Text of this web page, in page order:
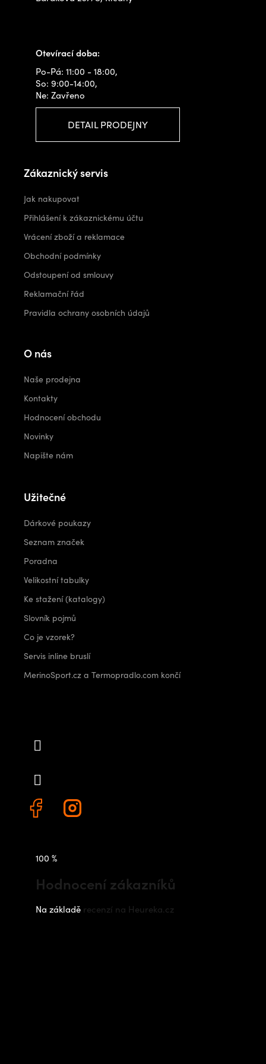
Otevírací doba:
Po-Pá: 11:00 - 18:00,
So: 9:00-14:00,
Ne: Zavřeno
DETAIL PRODEJNY
Zákaznický servis
Jak nakupovat
Přihlášení k zákaznickému účtu
Vrácení zboží a reklamace
Obchodní podmínky
Odstoupení od smlouvy
Reklamační řád
Pravidla ochrany osobních údajů
O nás
Naše prodejna
Kontakty
Hodnocení obchodu
Novinky
Napište nám
Užitečné
Dárkové poukazy
Seznam značek
Poradna
Velikostní tabulky
Ke stažení (katalogy)
Slovník pojmů
Co je vzorek?
Servis inline bruslí
MerinoSport.cz a Termopradlo.com končí
100 %
Hodnocení zákazníků
Na základě recenzí na Heureka.cz